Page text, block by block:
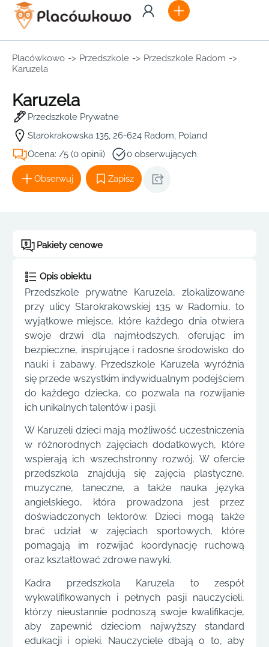
Placówkowo -> Przedszkole -> Przedszkole Radom ->
Karuzela
Karuzela
Przedszkole Prywatne
Starokrakowska 135, 26-624 Radom, Poland
Ocena: /5 (0 opinii)
0 obserwujących
Obserwuj Zapisz
Pakiety cenowe
Opis obiektu
Przedszkole prywatne Karuzela, zlokalizowane
przy ulicy Starokrakowskiej 135 w Radomiu, to
wyjątkowe miejsce, które każdego dnia otwiera
swoje drzwi dla najmłodszych, oferując im
bezpieczne, inspirujące i radosne środowisko do
nauki i zabawy. Przedszkole Karuzela wyróżnia
się przede wszystkim indywidualnym podejściem
do każdego dziecka, co pozwala na rozwijanie
ich unikalnych talentów i pasji.
W Karuzeli dzieci mają możliwość uczestniczenia
w różnorodnych zajęciach dodatkowych, które
wspierają ich wszechstronny rozwój. W ofercie
przedszkola znajdują się zajęcia plastyczne,
muzyczne, taneczne, a także nauka języka
angielskiego, która prowadzona jest przez
doświadczonych lektorów. Dzieci mogą także
brać udział w zajęciach sportowych, które
pomagają im rozwijać koordynację ruchową
oraz kształtować zdrowe nawyki.
Kadra przedszkola Karuzela to zespół
wykwalifikowanych i pełnych pasji nauczycieli,
którzy nieustannie podnoszą swoje kwalifikacje,
aby zapewnić dzieciom najwyższy standard
edukacji i opieki. Nauczyciele dbają o to, aby